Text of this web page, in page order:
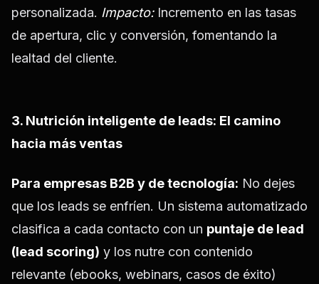
personalizada. Impacto:Incremento en las tasas
de apertura, clic y conversión, fomentando la
lealtad del cliente.
3. Nutrición inteligente de leads: El camino
hacia más ventas
Para empresas B2B y de tecnología: No dejes
que los leads se enfríen. Un sistema automatizado
clasifica a cada contacto con un puntaje de lead
(lead scoring) y los nutre con contenido
relevante (ebooks, webinars, casos de éxito)